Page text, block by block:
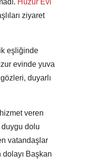
Huzur Evi
ziyaret
eşliğinde
evinde yuva
duyarlı
veren
dolu
vatandaşlar
dolayı Başkan